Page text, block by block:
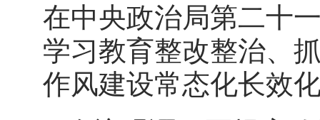
在中央政治局第二十
学习教育整改整治、
作风建设常态化长效